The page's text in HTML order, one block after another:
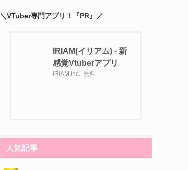
＼VTuber専門アプリ！『PR』／
IRIAM(イリアム) - 新
感覚Vtuberアプリ
IRIAM Inc. 無料
人気記事